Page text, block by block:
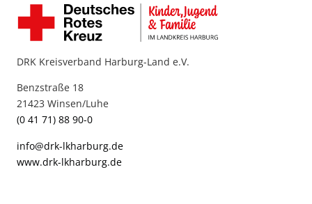
DRK Kreisverband Harburg-Land e.V.
Benzstraße 18
21423 Winsen/Luhe
(0 41 71) 88 90-0
info@drk-lkharburg.de
www.drk-lkharburg.de